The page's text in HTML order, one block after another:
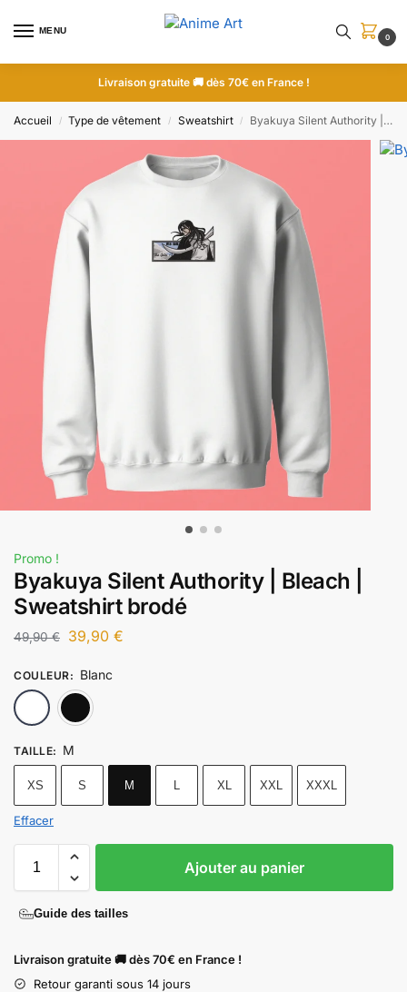
MENU
0
Livraison gratuite 🚚 dès 70€ en France !
Accueil / Type de vêtement / Sweatshirt / Byakuya Silent Authority | Bleach | Sweatshirt brodé
Promo !
Byakuya Silent Authority | Bleach |
Sweatshirt brodé
49,90€ 39,90 €
COULEUR: Blanc
TAILLE: M
XS S M L XL XXL XXXL
Effacer
Ajouter au panier
Guide des tailles
Livraison gratuite 🚚 dès 70€ en France !
Retour garanti sous 14 jours